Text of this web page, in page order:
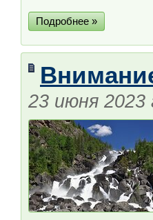
Подробнее »
23 июня 2023